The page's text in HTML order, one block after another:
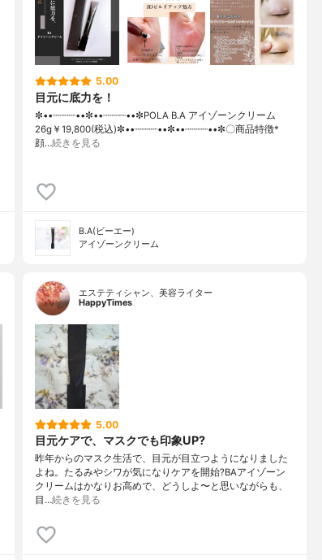
5.00
目元に底力を！
✼••┈┈┈┈••✼••┈┈┈┈••✼POLA B.A アイゾーンクリーム
26g￥19,800(税込)✼••┈┈┈┈••✼••┈┈┈┈••✼〇商品特徴*
顔…続きを見る
B.A(ビーエー)
アイゾーンクリーム
エステティシャン、美容ライター
HappyTimes
5.00
目元ケアで、マスクでも印象UP?
昨年からのマスク生活で、目元が目立つようになりました
よね。たるみやシワが気になりケアを開始?BAアイゾーン
クリームはかなりお高めで、どうしよ〜と思いながらも、
目…続きを見る